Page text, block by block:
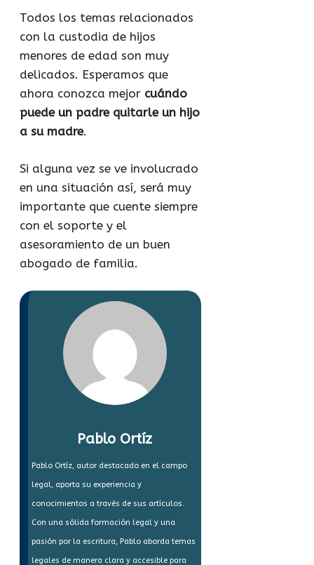
Todos los temas relacionados
con la custodia de hijos
menores de edad son muy
delicados. Esperamos que
ahora conozca mejor cuándo
puede un padre quitarle un hijo
a su madre.
Si alguna vez se ve involucrado
en una situación así, será muy
importante que cuente siempre
con el soporte y el
asesoramiento de un buen
abogado de familia.
Pablo Ortíz
Pablo Ortíz, autor destacado en el campo
legal, aporta su experiencia y
conocimientos a través de sus artículos.
Con una sólida formación legal y una
pasión por la escritura, Pablo aborda temas
legales de manera clara y accesible para